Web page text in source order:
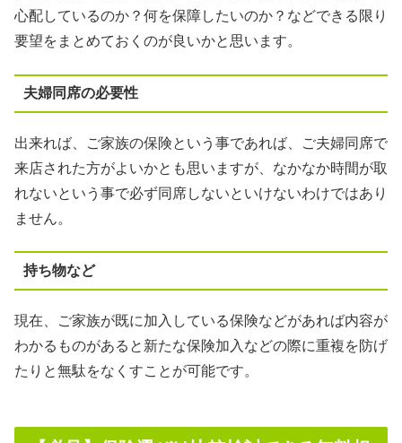
心配しているのか？何を保障したいのか？などできる限り
要望をまとめておくのが良いかと思います。
夫婦同席の必要性
出来れば、ご家族の保険という事であれば、ご夫婦同席で
来店された方がよいかとも思いますが、なかなか時間が取
れないという事で必ず同席しないといけないわけではあり
ません。
持ち物など
現在、ご家族が既に加入している保険などがあれば内容が
わかるものがあると新たな保険加入などの際に重複を防げ
たりと無駄をなくすことが可能です。